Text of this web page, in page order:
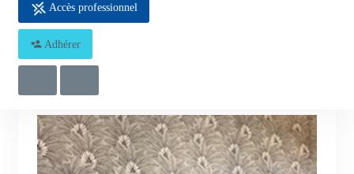
Accès professionnel
Adhérer